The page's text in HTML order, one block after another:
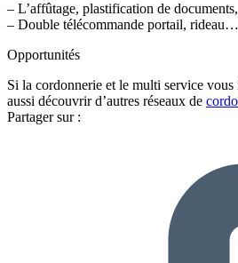
– L’affûtage, plastification de
– Double télécommande portail, rideau…
Opportunités
Si la cordonnerie et le multi service vous
aussi découvrir d’autres réseaux de
Partager sur :